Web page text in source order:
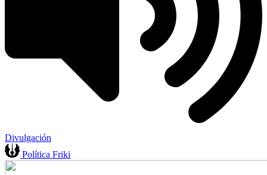
Divulgación
Política Friki